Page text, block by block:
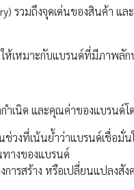
รวมถึงจุดเด่นของสินค้า
ให้เหมาะกับแบรนด์ที่มีภาพลั
กำเนิด และคุณค่าของแบรน
วงที่เน้นย้ำว่าแบรนด์เชื่อมั่น
ทางของแบรนด์
ารสร้าง หรือเปลี่ยนแปลงสัง